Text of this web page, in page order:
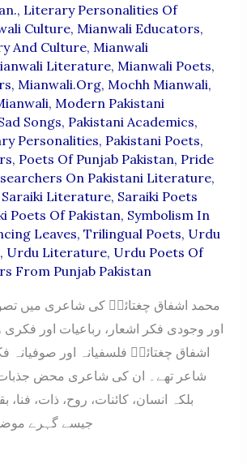
, Literary Personalities Of
Culture, Mianwali Educators,
And Culture, Mianwali
Literature, Mianwali Poets,
, Mianwali.org, Mochh Mianwali,
, Modern Pakistani
Songs, Pakistani Academics,
Personalities, Pakistani Poets,
, Poets Of Punjab Pakistan, Pride
On Pakistani Literature,
Saraiki Literature, Saraiki Poets
Poets Of Pakistan, Symbolism In
Leaves, Trilingual Poets, Urdu
, Urdu Literature, Urdu Poets Of
From Punjab Pakistan
محمد اشفاق چغتائیؔ کی شاعری میں
اور وجودی فکر اشعار، رباعیات اور
اشفاق چغتائیؔ فلسفیانہ اور صوفیانہ
شاعر تھے۔ ان کی شاعری محض
بلکہ انسان، کائنات، روح، ذات، فنا،
جیسے گہرے